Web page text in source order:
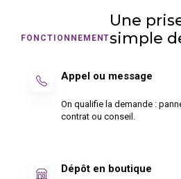
FONCTIONNEMENT
Une
simple
Appel ou message
On qualifie la demande :
contrat ou conseil.
Dépôt en boutique